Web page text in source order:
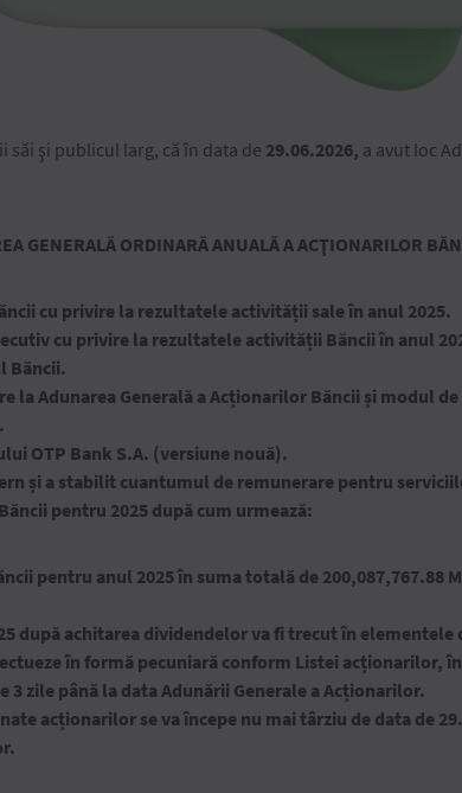
săi şi publicul larg, că în data de 29.06.2026, a avut loc
GENERALĂ ORDINARĂ ANUALĂ A ACŢIONARILOR
cu privire la rezultatele activității sale în anul 2025.
cu privire la rezultatele activității Băncii în anul
Băncii.
la Adunarea Generală a Acționarilor Băncii și modul
OTP Bank S.A. (versiune nouă).
și a stabilit cuantumul de remunerare pentru
pentru 2025 după cum urmează:
pentru anul 2025 în suma totală de 200,087,767.88
după achitarea dividendelor va fi trecut în
în formă pecuniară conform Listei acționarilor,
3 zile până la data Adunării Generale a Acționarilor.
acționarilor se va începe nu mai târziu de data de